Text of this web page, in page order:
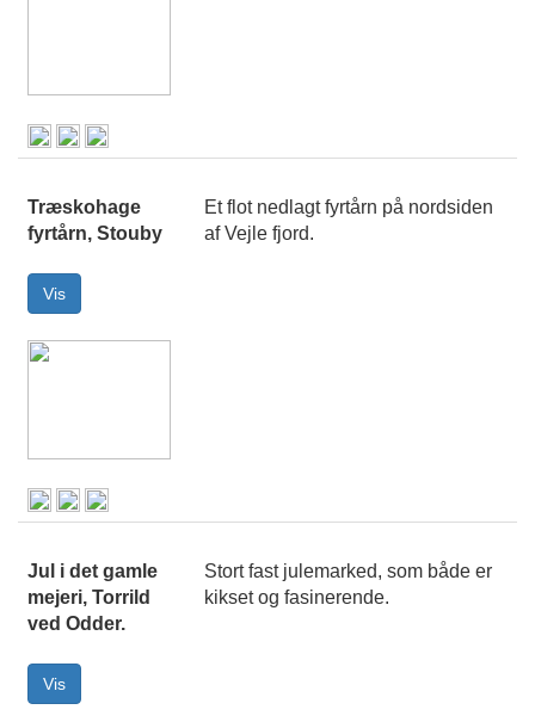
Træskohage
fyrtårn, Stouby
Et flot nedlagt fyrtårn på nordsiden
af Vejle fjord.
Jul i det gamle
mejeri, Torrild
ved Odder.
Stort fast julemarked, som både er
kikset og fasinerende.